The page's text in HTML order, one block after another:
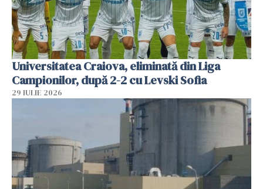
Universitatea Craiova, eliminată din Liga
Campionilor, după 2-2 cu Levski Sofia
29 IULIE 2026